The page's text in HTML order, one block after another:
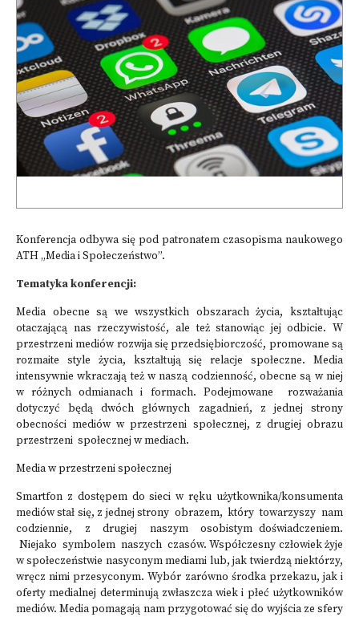
Konferencja odbywa się pod patronatem czasopisma naukowego
ATH „Media i Społeczeństwo”.
Tematyka konferencji:
Media obecne są we wszystkich obszarach życia, kształtując
otaczającą nas rzeczywistość, ale też stanowiąc jej odbicie. W
przestrzeni mediów rozwija się przedsiębiorczość, promowane są
rozmaite style życia, kształtują się relacje społeczne. Media
intensywnie wkraczają też w naszą codzienność, obecne są w niej
w różnych odmianach i formach. Podejmowane rozważania
dotyczyć będą dwóch głównych zagadnień, z jednej strony
obecności mediów w przestrzeni społecznej, z drugiej obrazu
przestrzeni społecznej w mediach.
Media w przestrzeni społecznej
Smartfon z dostępem do sieci w ręku użytkownika/konsumenta
mediów stał się, z jednej strony obrazem, który towarzyszy nam
codziennie, z drugiej naszym osobistym doświadczeniem.
Niejako symbolem naszych czasów. Współczesny człowiek żyje
w społeczeństwie nasyconym mediami lub, jak twierdzą niektórzy,
wręcz nimi przesyconym. Wybór zarówno środka przekazu, jak i
oferty medialnej determinują zwłaszcza wiek i płeć użytkowników
mediów. Media pomagają nam przygotować się do wyjścia ze sfery